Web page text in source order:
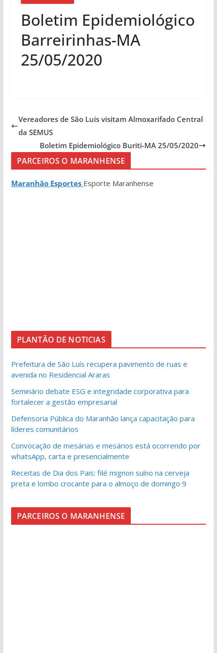
Boletim Epidemiológico
Barreirinhas-MA
25/05/2020
Vereadores de São Luís visitam Almoxarifado Central
da SEMUS
Boletim Epidemiológico Buriti-MA 25/05/2020
PARCEIROS O MARANHENSE
Maranhão Esportes Esporte Maranhense
PLANTÃO DE NOTICIAS
Prefeitura de São Luís recupera pavimento de ruas e
avenida no Residencial Araras
Seminário debate ESG e integridade corporativa para
fortalecer a gestão empresarial
Defensoria Pública do Maranhão lança capacitação para
líderes comunitários
Convocação de mesárias e mesários está ocorrendo por
whatsApp, carta e presencialmente
Receitas de Dia dos Pais: filé mignon suíno na cerveja
preta e lombo crocante para o almoço de domingo 9
PARCEIROS O MARANHENSE